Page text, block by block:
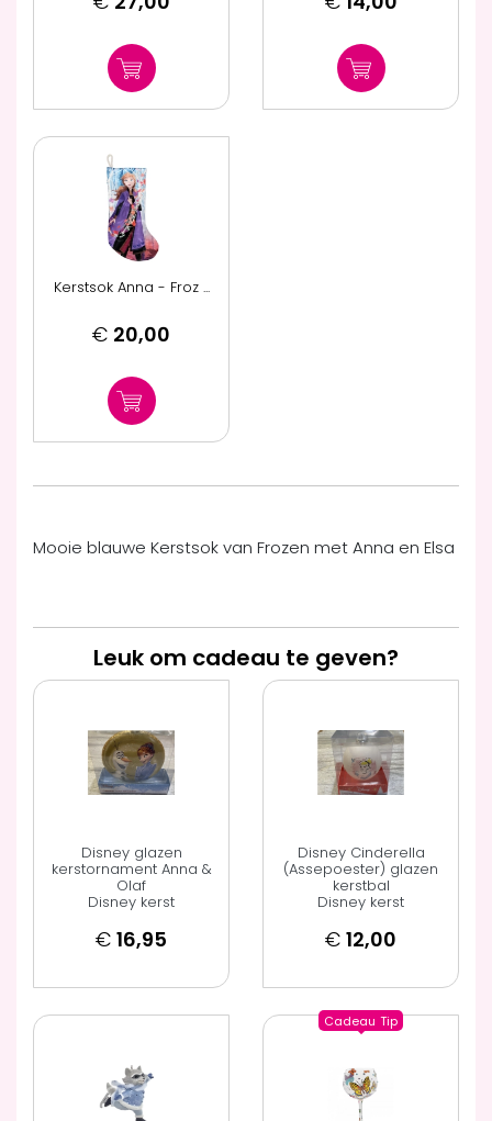
Kerstsok Anna - Froz ...
€ 20,00
Mooie blauwe Kerstsok van Frozen met Anna en Elsa
Leuk om cadeau te geven?
Disney glazen
kerstornament Anna &
Olaf
Disney kerst
€ 16,95
Disney Cinderella
(Assepoester) glazen
kerstbal
Disney kerst
€ 12,00
Cadeau Tip